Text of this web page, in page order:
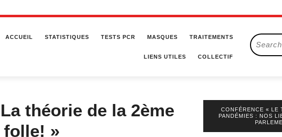
ACCUEIL STATISTIQUES TESTS PCR MASQUES TRAITEMENTS
LIENS UTILES COLLECTIF
Search
for:
théorie de la 2ème
folle! »
CONFÉRENCE « LE
PANDÉMIES : NOS